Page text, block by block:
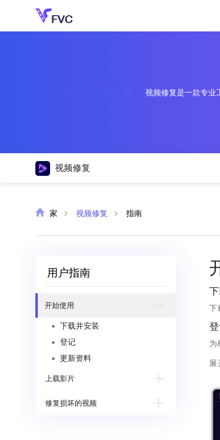
视频修复是一款专业
视频修复
家 视频修复 指南
用户指南
开始使用
下载并安装
登记
更新资料
上载影片
修复损坏的视频
下
为
展